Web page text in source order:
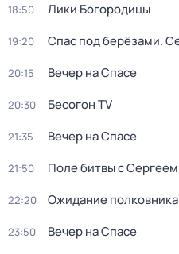
18:50 Лики Богородицы
19:20 Спас под берёзами.
20:15 Вечер на Спасе
20:30 Бесогон TV
21:35 Вечер на Спасе
21:50 Поле битвы с
22:20 Ожидание
23:50 Вечер на Спасе